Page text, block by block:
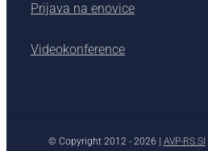
Prijava na enovice
Videokonference
© Copyright 2012 - 2026 | AVP-RS.SI